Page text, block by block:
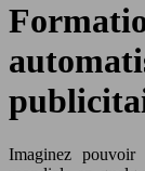
Imaginez pouvoir